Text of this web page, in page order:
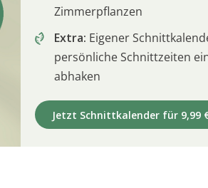
Zimmerpflanzen
Extra: Eigener
persönliche Schnittzeiten
abhaken
Jetzt Schnittkalender für 9,99